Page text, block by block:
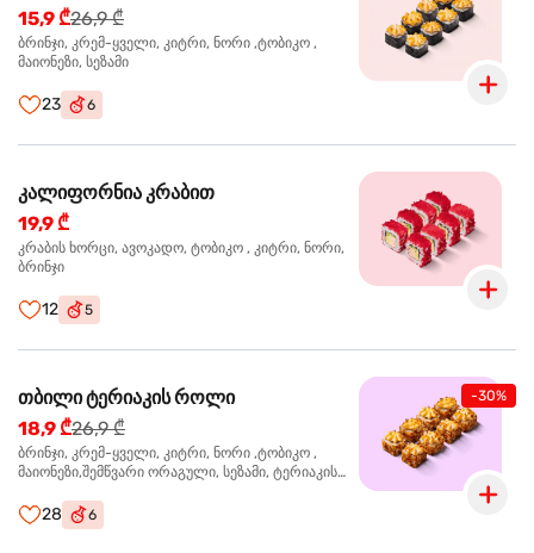
15,9 ₾26,9 ₾
ბრინჯი, კრემ-ყველი, კიტრი, ნორი ,ტობიკო ,
მაიონეზი, სეზამი
23 6
კალიფორნია კრაბით
19,9 ₾
კრაბის ხორცი, ავოკადო, ტობიკო , კიტრი, ნორი,
ბრინჯი
12 5
-30%
თბილი ტერიაკის როლი
18,9 ₾26,9 ₾
ბრინჯი, კრემ-ყველი, კიტრი, ნორი ,ტობიკო ,
მაიონეზი,შემწვარი ორაგული, სეზამი, ტერიაკის
28 6